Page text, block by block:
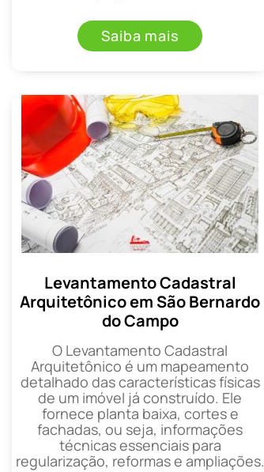
Saiba mais
Levantamento Cadastral
Arquitetônico em São Bernardo
do Campo
O Levantamento Cadastral
Arquitetônico é um mapeamento
detalhado das características físicas
de um imóvel já construído. Ele
fornece planta baixa, cortes e
fachadas, ou seja, informações
técnicas essenciais para
regularização, reformas e ampliações.